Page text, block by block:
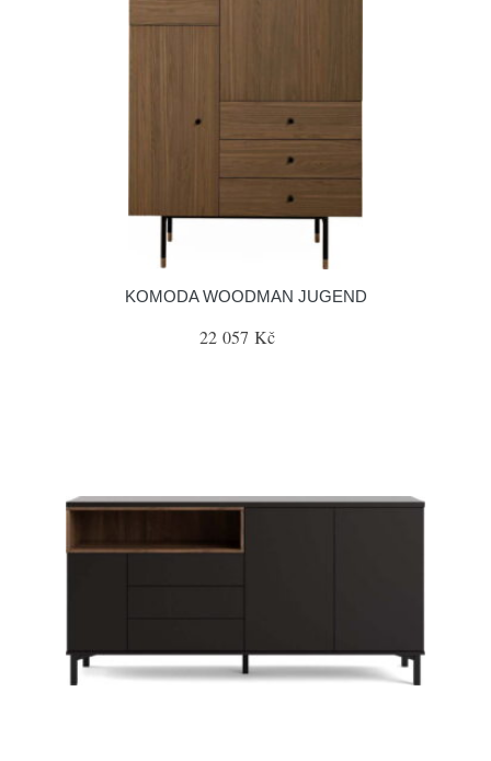
KOMODA WOODMAN JUGEND
22 057 Kč